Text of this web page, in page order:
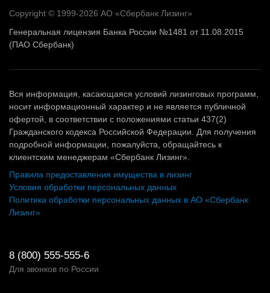
Copyright © 1999-2026 АО «Сбербанк Лизинг»
Генеральная лицензия Банка России №1481 от 11.08.2015
(ПАО Сбербанк)
Вся информация, касающаяся условий лизинговых программ,
носит информационный характер и не является публичной
офертой, в соответствии с положениями статьи 437(2)
Гражданского кодекса Российской Федерации. Для получения
подробной информации, пожалуйста, обращайтесь к
клиентским менеджерам «Сбербанк Лизинг».
Правила предоставления имущества в лизинг
Условия обработки персональных данных
Политика обработки персональных данных в АО «Сбербанк
Лизинг»
8 (800) 555-555-6
Для звонков по России